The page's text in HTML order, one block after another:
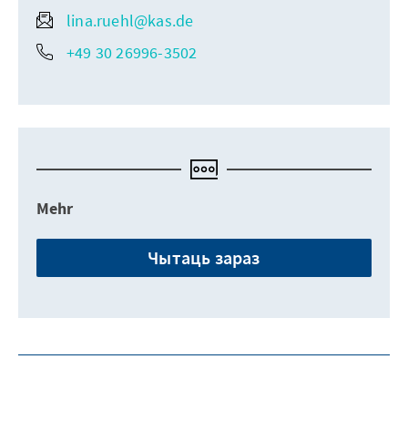
lina.ruehl@kas.de
+49 30 26996-3502
Mehr
Чытаць зараз